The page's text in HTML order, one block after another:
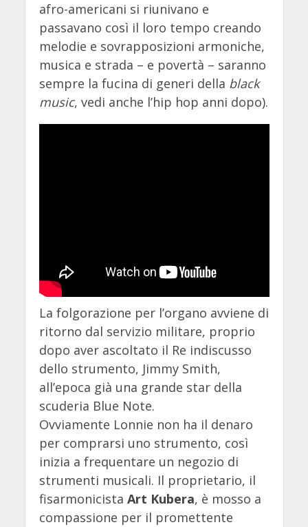
afro-americani si riunivano e
passavano così il loro tempo creando
melodie e sovrapposizioni armoniche,
musica e strada – e povertà – saranno
sempre la fucina di generi della black
music, vedi anche l’hip hop anni dopo).
La folgorazione per l’organo avviene di
ritorno dal servizio militare, proprio
dopo aver ascoltato il Re indiscusso
dello strumento, Jimmy Smith,
all’epoca già una grande star della
scuderia Blue Note.
Ovviamente Lonnie non ha il denaro
per comprarsi uno strumento, così
inizia a frequentare un negozio di
strumenti musicali. Il proprietario, il
fisarmonicista Art Kubera, è mosso a
compassione per il promettente